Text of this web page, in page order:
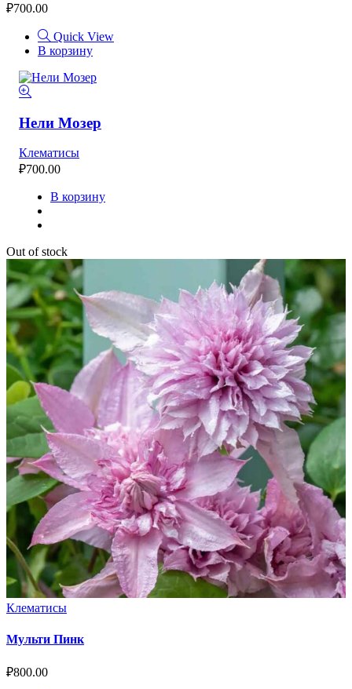
₽700.00
Quick View
В корзину
Нели Мозер
Клематисы
₽700.00
В корзину
Out of stock
Клематисы
Мульти Пинк
₽800.00